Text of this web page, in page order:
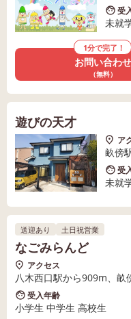
受
未就
1分で完了！
お問い合わせ
（無料）
遊びの天才
ア
畝傍
受
未就
送迎あり 土日祝営業
なごみらんど
アクセス
八木西口駅から909m、畝
受入年齢
小学生 中学生 高校生